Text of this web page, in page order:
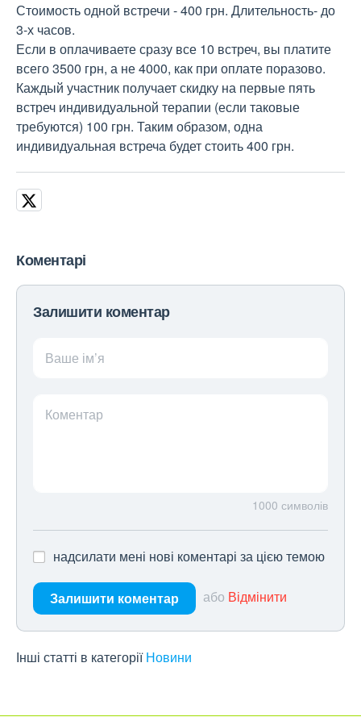
Стоимость одной встречи - 400 грн. Длительность- до
3-х часов.
Если в оплачиваете сразу все 10 встреч, вы платите
всего 3500 грн, а не 4000, как при оплате поразово.
Каждый участник получает скидку на первые пять
встреч индивидуальной терапии (если таковые
требуются) 100 грн. Таким образом, одна
индивидуальная встреча будет стоить 400 грн.
Коментарі
Залишити коментар
Ваше ім’я
Коментар
1000 символів
надсилати мені нові коментарі за цією темою
Залишити коментар або Відмінити
Інші статті в категорії Новини